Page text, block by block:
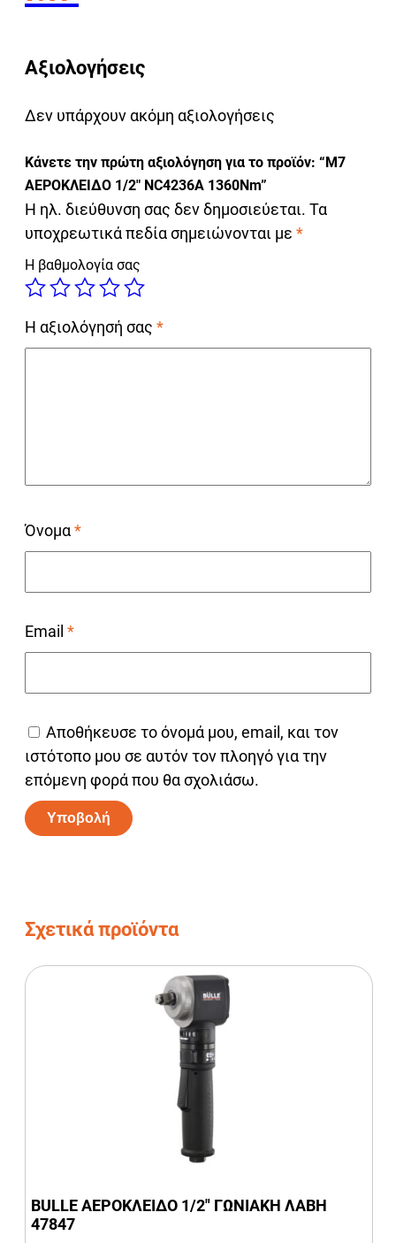
Αξιολογήσεις
Δεν υπάρχουν ακόμη αξιολογήσεις
Κάνετε την πρώτη αξιολόγηση για το προϊόν: “M7
ΑΕΡΟΚΛΕΙΔΟ 1/2″ NC4236A 1360Nm”
Η ηλ. διεύθυνση σας δεν δημοσιεύεται. Τα
υποχρεωτικά πεδία σημειώνονται με *
Η βαθμολογία σας
Η αξιολόγησή σας *
Όνομα*
Email *
Αποθήκευσε το όνομά μου, email, και τον
ιστότοπο μου σε αυτόν τον πλοηγό για την
επόμενη φορά που θα σχολιάσω.
Σχετικά προϊόντα
BULLE ΑΕΡΟΚΛΕΙΔΟ 1/2″ ΓΩΝΙΑΚΗ ΛΑΒΗ
47847